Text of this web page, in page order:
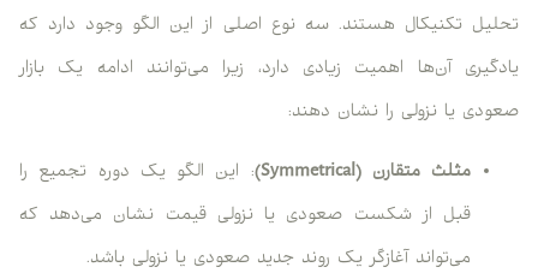
تحلیل تکنیکال هستند. سه نوع اصلی از این الگو وجود دارد که
یادگیری آن‌ها اهمیت زیادی دارد، زیرا می‌توانند ادامه یک بازار
صعودی یا نزولی را نشان دهند:
مثلث متقارن (Symmetrical)
: این الگو یک دوره تجمیع را
قبل از شکست صعودی یا نزولی قیمت نشان می‌دهد که
می‌تواند آغازگر یک روند جدید صعودی یا نزولی باشد.